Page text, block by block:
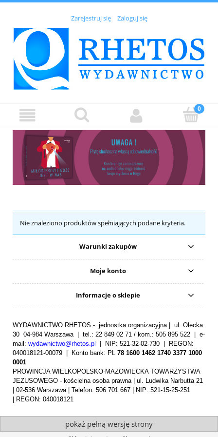
Zarejestruj się Zaloguj się
Nie znaleziono produktów spełniających podane kryteria.
Warunki zakupów
Moje konto
Informacje o sklepie
WYDAWNICTWO RHETOS - jednostka organizacyjna | ul. Olecka
30 04-984 Warszawa | tel.: 22 849 02 71 / kom.: 505 895 522 | e-
mail: wydawnictwo@rhetos.p
| NIP: 521-32-02-730 | REGON:
040018121-00079 |
Konto bank: PL 78 1600 1462 1740 3377 1000
0001
PROWINCJA WIELKOPOLSKO-MAZOWIECKA TOWARZYSTWA
JEZUSOWEGO - kościelna osoba prawna | ul. Ludwika Narbutta 21
| 02-536 Warszawa | Telefon: 506 701 667 | NIP: 521-15-25-251
| REGON: 040018121
pokaż pełną wersję strony